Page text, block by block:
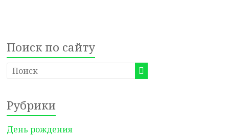
Поиск по сайту
Рубрики
День рождения